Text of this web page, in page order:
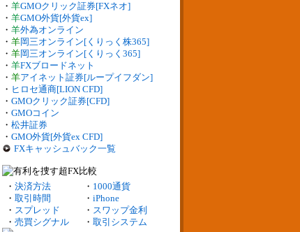
・ 羊GMOクリック証券[FXネオ]
・ 羊GMO外貨[外貨ex]
・ 羊外為オンライン
・ 羊岡三オンライン[くりっく株365]
・ 羊岡三オンライン[くりっく365]
・ 羊FXブロードネット
・ 羊アイネット証券[ループイフダン]
・ ヒロセ通商[LION CFD]
・ GMOクリック証券[CFD]
・ GMOコイン
・ 松井証券
・ GMO外貨[外貨ex CFD]
FXキャッシュバック一覧
・ 決済方法 ・ 1000通貨
・ 取引時間 ・ iPhone
・ スプレッド ・ スワップ金利
・ 売買シグナル ・ 取引システム